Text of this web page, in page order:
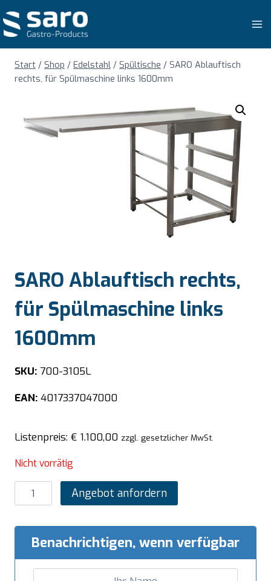
Inhalt
springen
Start / Shop / Edelstahl / Spültische / SARO Ablauftisch
rechts, für Spülmaschine links 1600mm
SARO Ablauftisch rechts,
für Spülmaschine links
1600mm
SKU: 700-3105L
EAN: 4017337047000
Listenpreis: € 1.100,00 zzgl. gesetzlicher MwSt.
Nicht vorrätig
SARO
Ablauftisch
links
Angebot anfordern
Benachrichtigen, wenn verfügbar